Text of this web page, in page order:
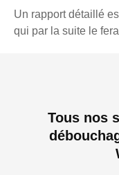
Un rapport détaillé
qui par la suite le
Tous nos